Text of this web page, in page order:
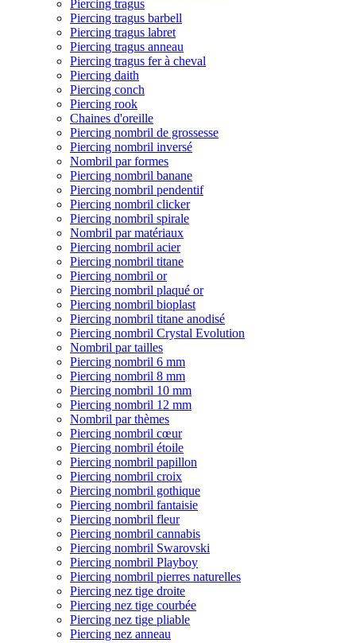
Piercing tragus
Piercing tragus barbell
Piercing tragus labret
Piercing tragus anneau
Piercing tragus fer à cheval
Piercing daith
Piercing conch
Piercing rook
Chaines d'oreille
Piercing nombril de grossesse
Piercing nombril inversé
Nombril par formes
Piercing nombril banane
Piercing nombril pendentif
Piercing nombril clicker
Piercing nombril spirale
Nombril par matériaux
Piercing nombril acier
Piercing nombril titane
Piercing nombril or
Piercing nombril plaqué or
Piercing nombril bioplast
Piercing nombril titane anodisé
Piercing nombril Crystal Evolution
Nombril par tailles
Piercing nombril 6 mm
Piercing nombril 8 mm
Piercing nombril 10 mm
Piercing nombril 12 mm
Nombril par thèmes
Piercing nombril cœur
Piercing nombril étoile
Piercing nombril papillon
Piercing nombril croix
Piercing nombril gothique
Piercing nombril fantaisie
Piercing nombril fleur
Piercing nombril cannabis
Piercing nombril Swarovski
Piercing nombril Playboy
Piercing nombril pierres naturelles
Piercing nez tige droite
Piercing nez tige courbée
Piercing nez tige pliable
Piercing nez anneau